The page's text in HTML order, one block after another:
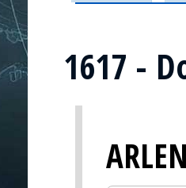
1617 -
ARLEN